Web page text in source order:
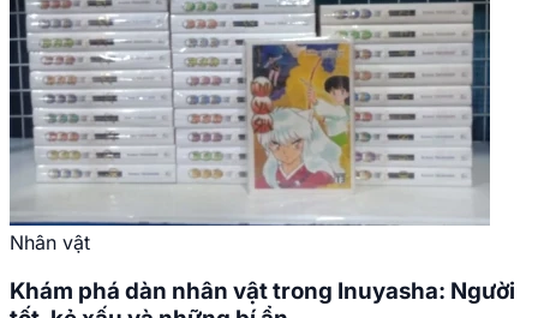
Nhân vật
Khám phá dàn nhân vật trong Inuyasha: Người